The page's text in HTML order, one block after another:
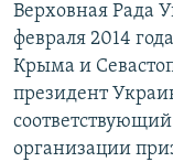
Верховная Рада
февраля 2014
Крыма и
президент
организации